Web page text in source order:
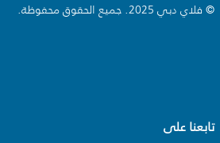
© فلاي دبي 2025. جميع الحقوق محفوظة.
تابعنا على